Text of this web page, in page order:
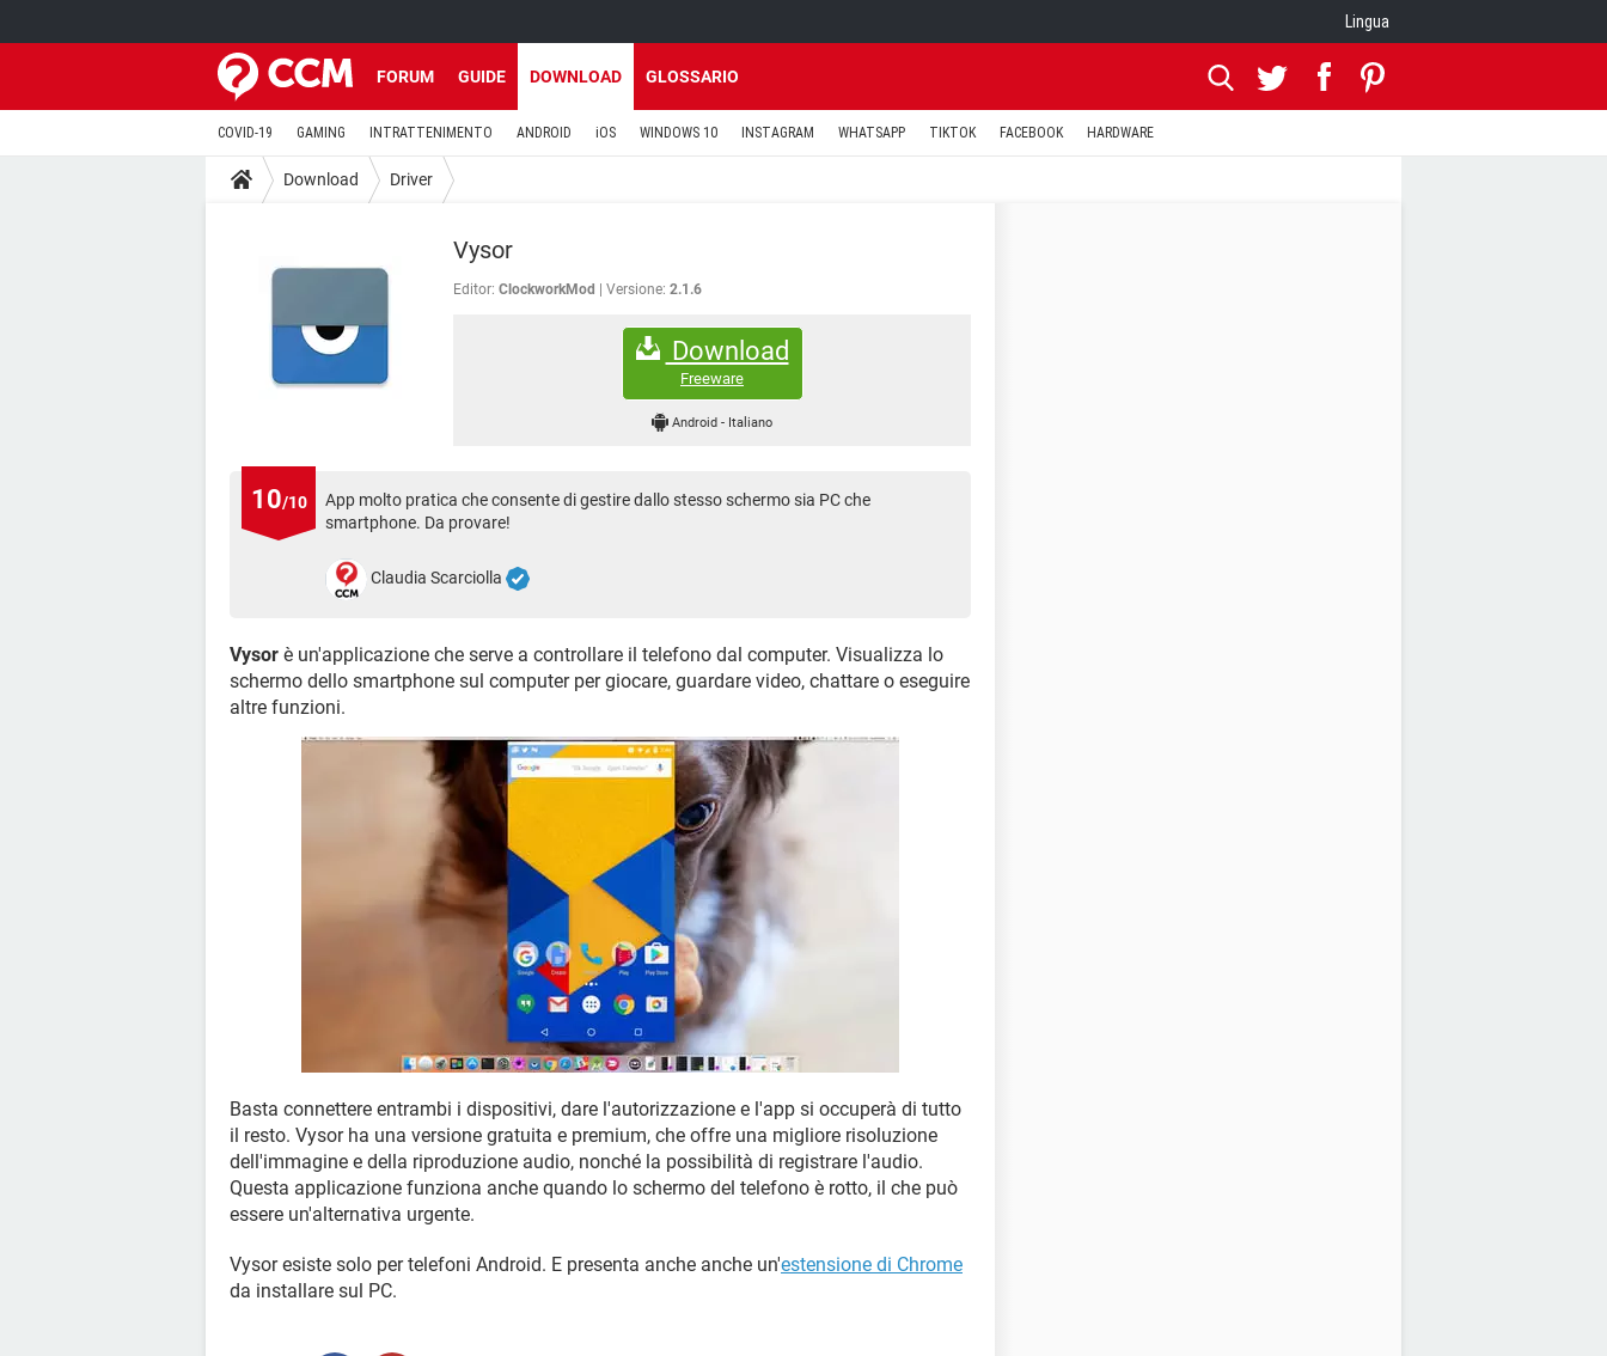
Lingua
FORUM GUIDE DOWNLOAD GLOSSARIO
COVID-19 GAMING INTRATTENIMENTO ANDROID iOS WINDOWS 10 INSTAGRAM WHATSAPP TIKTOK FACEBOOK HARDWARE
Download Driver
Vysor
Editor: ClockworkMod Versione: 2.1.6
Download
Freeware
Android- Italiano
10/10
App molto pratica che consente di gestire dallo stesso schermo sia PC che
smartphone. Da provare!
Claudia Scarciolla
Vysor è un'applicazione che serve a controllare il telefono dal computer. Visualizza lo
schermo dello smartphone sul computer per giocare, guardare video, chattare o eseguire
altre funzioni.
Basta connettere entrambi i dispositivi, dare l'autorizzazione e l'app si occuperà di tutto
il resto. Vysor ha una versione gratuita e premium, che offre una migliore risoluzione
dell'immagine e della riproduzione audio, nonché la possibilità di registrare l'audio.
Questa applicazione funziona anche quando lo schermo del telefono è rotto, il che può
essere un'alternativa urgente.
Vysor esiste solo per telefoni Android. E presenta anche anche un'estensione di Chrome
da installare sul PC.